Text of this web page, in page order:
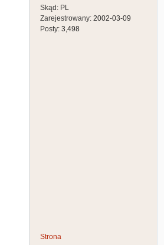
Skąd: PL
Zarejestrowany: 2002-03-09
Posty: 3,498
Strona